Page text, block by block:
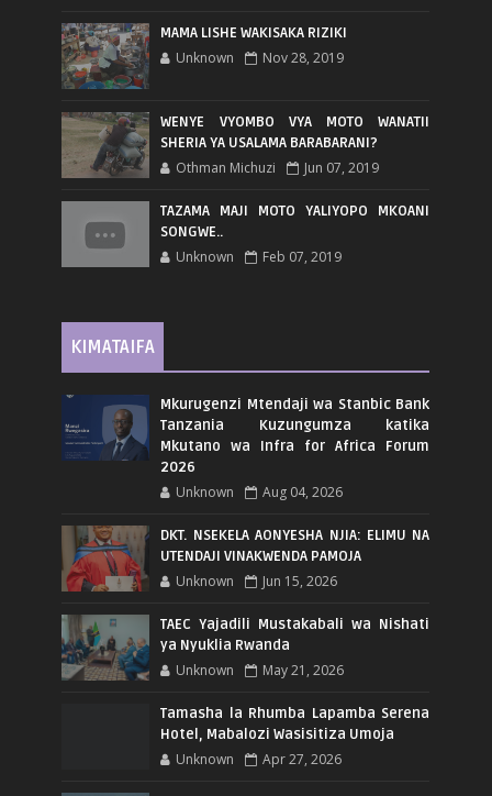
MAMA LISHE WAKISAKA RIZIKI
Unknown Nov 28, 2019
WENYE VYOMBO VYA MOTO WANATII
SHERIA YA USALAMA BARABARANI?
Othman Michuzi Jun 07, 2019
TAZAMA MAJI MOTO YALIYOPO MKOANI
SONGWE..
Unknown Feb 07, 2019
KIMATAIFA
Mkurugenzi Mtendaji wa Stanbic Bank
Tanzania Kuzungumza katika
Mkutano wa Infra for Africa Forum
2026
Unknown Aug 04, 2026
DKT. NSEKELA AONYESHA NJIA: ELIMU NA
UTENDAJI VINAKWENDA PAMOJA
Unknown Jun 15, 2026
TAEC Yajadili Mustakabali wa Nishati
ya Nyuklia Rwanda
Unknown May 21, 2026
Tamasha la Rhumba Lapamba Serena
Hotel, Mabalozi Wasisitiza Umoja
Unknown Apr 27, 2026